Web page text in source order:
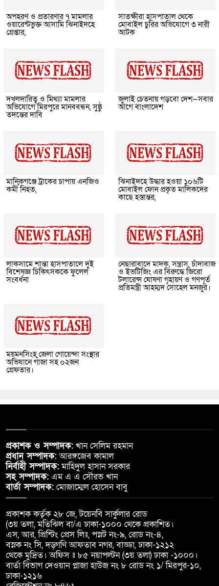
অপহরণ ও প্রতারণার ৭ মামলার
ওয়ারেন্টভুক্ত আসামি ঝিনাইদহে
গ্রেপ্তার,
সাতক্ষীরা হাসপাতাল থেকে
মোবাইল চুরির অভিযোগে ৩ নারী
আটক
দখলদারিত্ব ও মিথ্যা মামলার
অভিযোগে মিরপুরে মানববন্ধন, সুষ্ঠু
তদন্তের দাবি
জুলাই চেতনায় গড়বো দেশ—সবার
আগে বাংলাদেশ
মানিকগঞ্জে ট্রাকের চাপায় এনজিও
কর্মী নিহত,
ঝিনাইদহে উদ্ধার হওয়া ১০৬টি
মোবাইল ফোন প্রকৃত মালিকদের
কাছে হস্তান্তর,
লাকসামে শান্তা হাসপাতালে দুই
বিশেষজ্ঞ চিকিৎসককে ফুলেল
সংবর্ধনা
নেছারাবাদে মাদক, সন্ত্রাস, চাঁদাবাজ
ও ইভটিজিং এর বিরুদ্ধে জিরো
টলারেন্স ঘোষণা গৃহায়ণ ও গণপূর্ত
প্রতিমন্ত্রী আহম্মদ সোহেল মনজুর।
ময়মনসিংহ জেলা গোয়েন্দা সংস্থার
অভিযানে গাঁজা সহ ০২জন
গ্রেফতার।
প্রকাশক ও সম্পাদক: খান সেলিম রহমান
প্রধান সম্পাদক:আরঙ্গজেব কামাল
নির্বাহী সম্পাদক:মাহিদুল হাসান সরকার
সহ সম্পাদক: এম এ এ সৌরভ খান
বার্তা সম্পাদক: মোজাম্মেল হোসেন বাবু
প্রকাশক কর্তৃক ২৮ জে, টয়েনবি সার্কুলার রোড
(৩য় তলা, মতিঝিল বা/এ ঢাকা-১০০০ থেকে প্রকাশিত।
এস, আর, প্রিন্টিং প্রেস লিঃ, পস্নট নং-৯, রোড নং-৪,
বস্নক নং সি, দড়্গণি আফতাব নগর, বাড্ডা, ঢাকা-১২১২
থেকে মুদ্রিত। অফিস ঃ ৮৫ নয়াপল্টন (৩য় তলা) ঢাকা -১০০০।
বার্তা বিভাগ দেওয়ান প্লাজা হাউজ নং ৮ রোড নং ১/ মিরপুর-১০,
ঢাকা-১২১৬